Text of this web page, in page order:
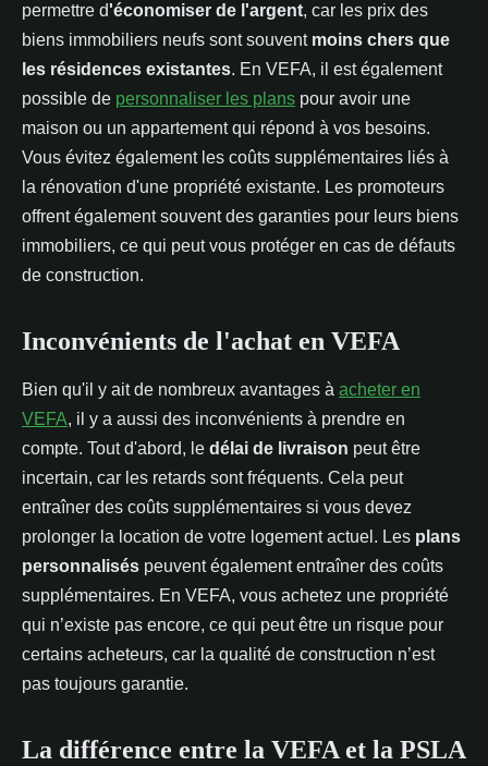
permettre d'économiser de l'argent, car les prix des
biens immobiliers neufs sont souventmoins chers que
les résidences existantes. En VEFA, il est également
possible de personnaliser les plans pour avoir une
maison ou un appartement qui répond à vos besoins.
Vous évitez également les coûts supplémentaires liés à
la rénovation d'une propriété existante. Les promoteurs
offrent également souvent des garanties pour leurs biens
immobiliers, ce qui peut vous protéger en cas de défauts
de construction.
Inconvénients de l'achat en VEFA
Bien qu'il y ait de nombreux avantages à acheter en
VEFA, il y a aussi des inconvénients à prendre en
compte. Tout d'abord, le délai de livraison peut être
incertain, car les retards sont fréquents. Cela peut
entraîner des coûts supplémentaires si vous devez
prolonger la location de votre logement actuel. Les plans
personnalisés peuvent également entraîner des coûts
supplémentaires. En VEFA, vous achetez une propriété
qui n’existe pas encore, ce qui peut être un risque pour
certains acheteurs, car la qualité de construction n’est
pas toujours garantie.
La différence entre la VEFA et la PSLA